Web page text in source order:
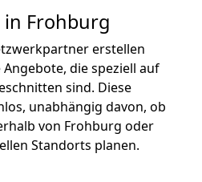
in Frohburg
erstellen
die speziell auf
sind. Diese
unabhängig davon, ob
von Frohburg oder
Standorts planen.